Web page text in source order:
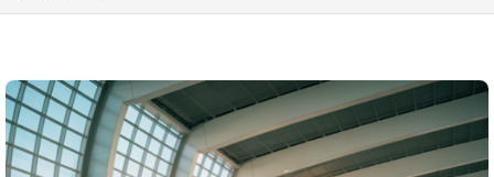
What Is eAC
How to Apply
Step-by-Step with Screenshots